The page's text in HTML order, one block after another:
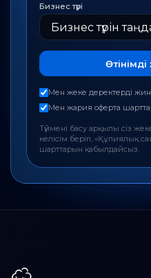
Бизнес түрі
Мен жеке деректерді
Мен жария оферта
Түймені басу арқылы сіз
келісім беріп, «Құпиялық
шарттарын қабылдайсыз.